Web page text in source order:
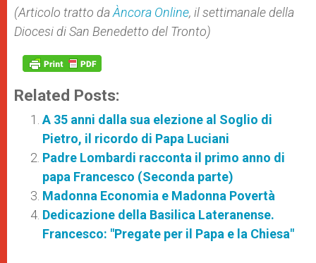
(Articolo tratto daÀncora Online, ilsettimanale della
Diocesi di San Benedetto del Tronto)
Related Posts:
A 35 anni dalla sua elezione al Soglio di
Pietro, il ricordo di Papa Luciani
Padre Lombardi racconta il primo anno di
papa Francesco (Seconda parte)
Madonna Economia e Madonna Povertà
Dedicazione della Basilica Lateranense.
Francesco: "Pregate per il Papa e la Chiesa"